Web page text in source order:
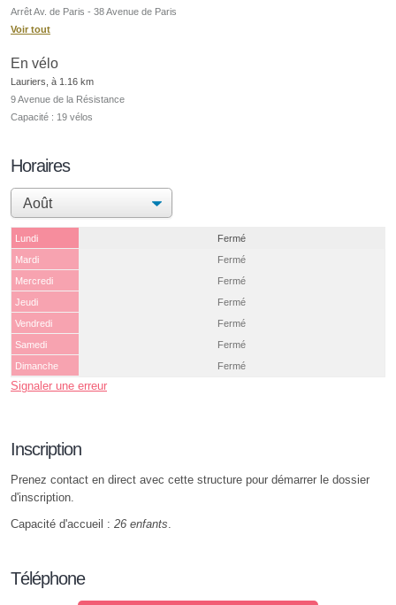
Arrêt Av. de Paris - 38 Avenue de Paris
Voir tout
En vélo
Lauriers, à 1.16 km
9 Avenue de la Résistance
Capacité : 19 vélos
Horaires
Lundi
Fermé
Mardi
Fermé
Mercredi
Fermé
Jeudi
Fermé
Vendredi
Fermé
Samedi
Fermé
Dimanche
Fermé
Signaler une erreur
Inscription
Prenez contact en direct avec cette structure pour démarrer le dossier
d'inscription.
Capacité d'accueil : 26 enfants
Téléphone